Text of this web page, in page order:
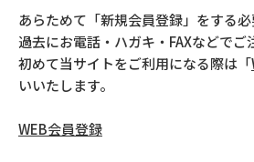
あらためて「新規会員登録」をする必
過去にお電話・ハガキ・FAXなどでご
初めて当サイトをご利用になる際は「
いいたします。
WEB会員登録